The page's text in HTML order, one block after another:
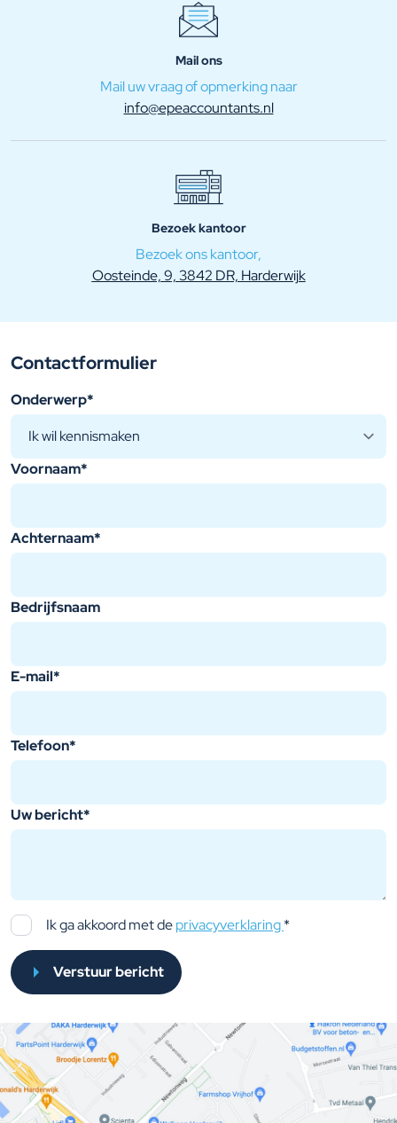
Mail ons
Mail uw vraag of opmerking naar
info@epeaccountants.nl
Bezoek kantoor
Bezoek ons kantoor,
Oosteinde, 9, 3842 DR, Harderwijk
Contactformulier
Jouw gegevens
Onderwerp*
Voornaam*
Achternaam*
Bedrijfsnaam
E-mail*
Telefoon*
Uw bericht*
Ik ga akkoord met deprivacyverklaring*
Verstuur bericht